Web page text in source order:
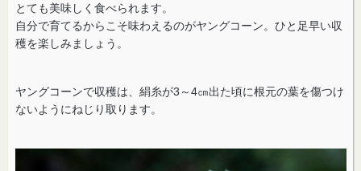
とても美味しく食べられます。
自分で育てるからこそ味わえるのがヤングコーン。ひと足早い収
穫を楽しみましょう。
ヤングコーンで収穫は、絹糸が3～4㎝出た頃に根元の葉を傷つけ
ないようにねじり取ります。